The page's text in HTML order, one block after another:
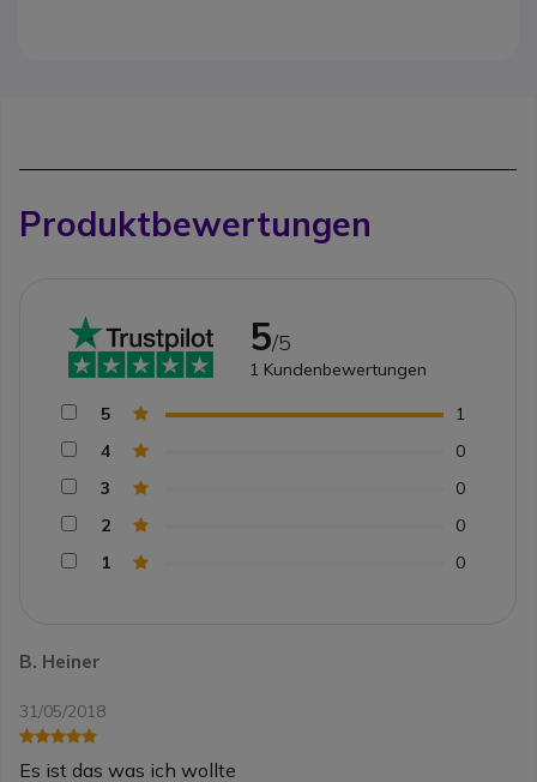
Produktbewertungen
B. Heiner
31/05/2018
Es ist das was ich wollte
5/5
1 Kundenbewertungen
5
1
4
0
3
0
2
0
1
0